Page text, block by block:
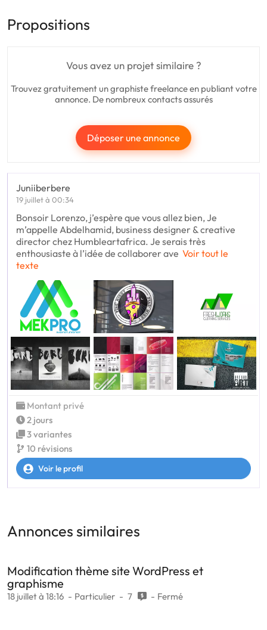
Propositions
Vous avez un projet similaire ?
Trouvez gratuitement un graphiste freelance en publiant votre
annonce. De nombreux contacts assurés
Déposer une annonce
Juniiberbere
19 juillet à 00:34
Bonsoir Lorenzo, j’espère que vous allez bien, Je
m’appelle Abdelhamid, business designer & creative
director chez Humbleartafrica. Je serais très
enthousiaste à l’idée de collaborer ave Voir tout le
texte
Montant privé
2 jours
3 variantes
10 révisions
Voir le profil
Annonces similaires
Modification thème site WordPress et
graphisme
18 juillet à 18:16 Particulier 7 Fermé